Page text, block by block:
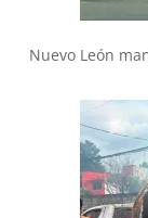
Nuevo León